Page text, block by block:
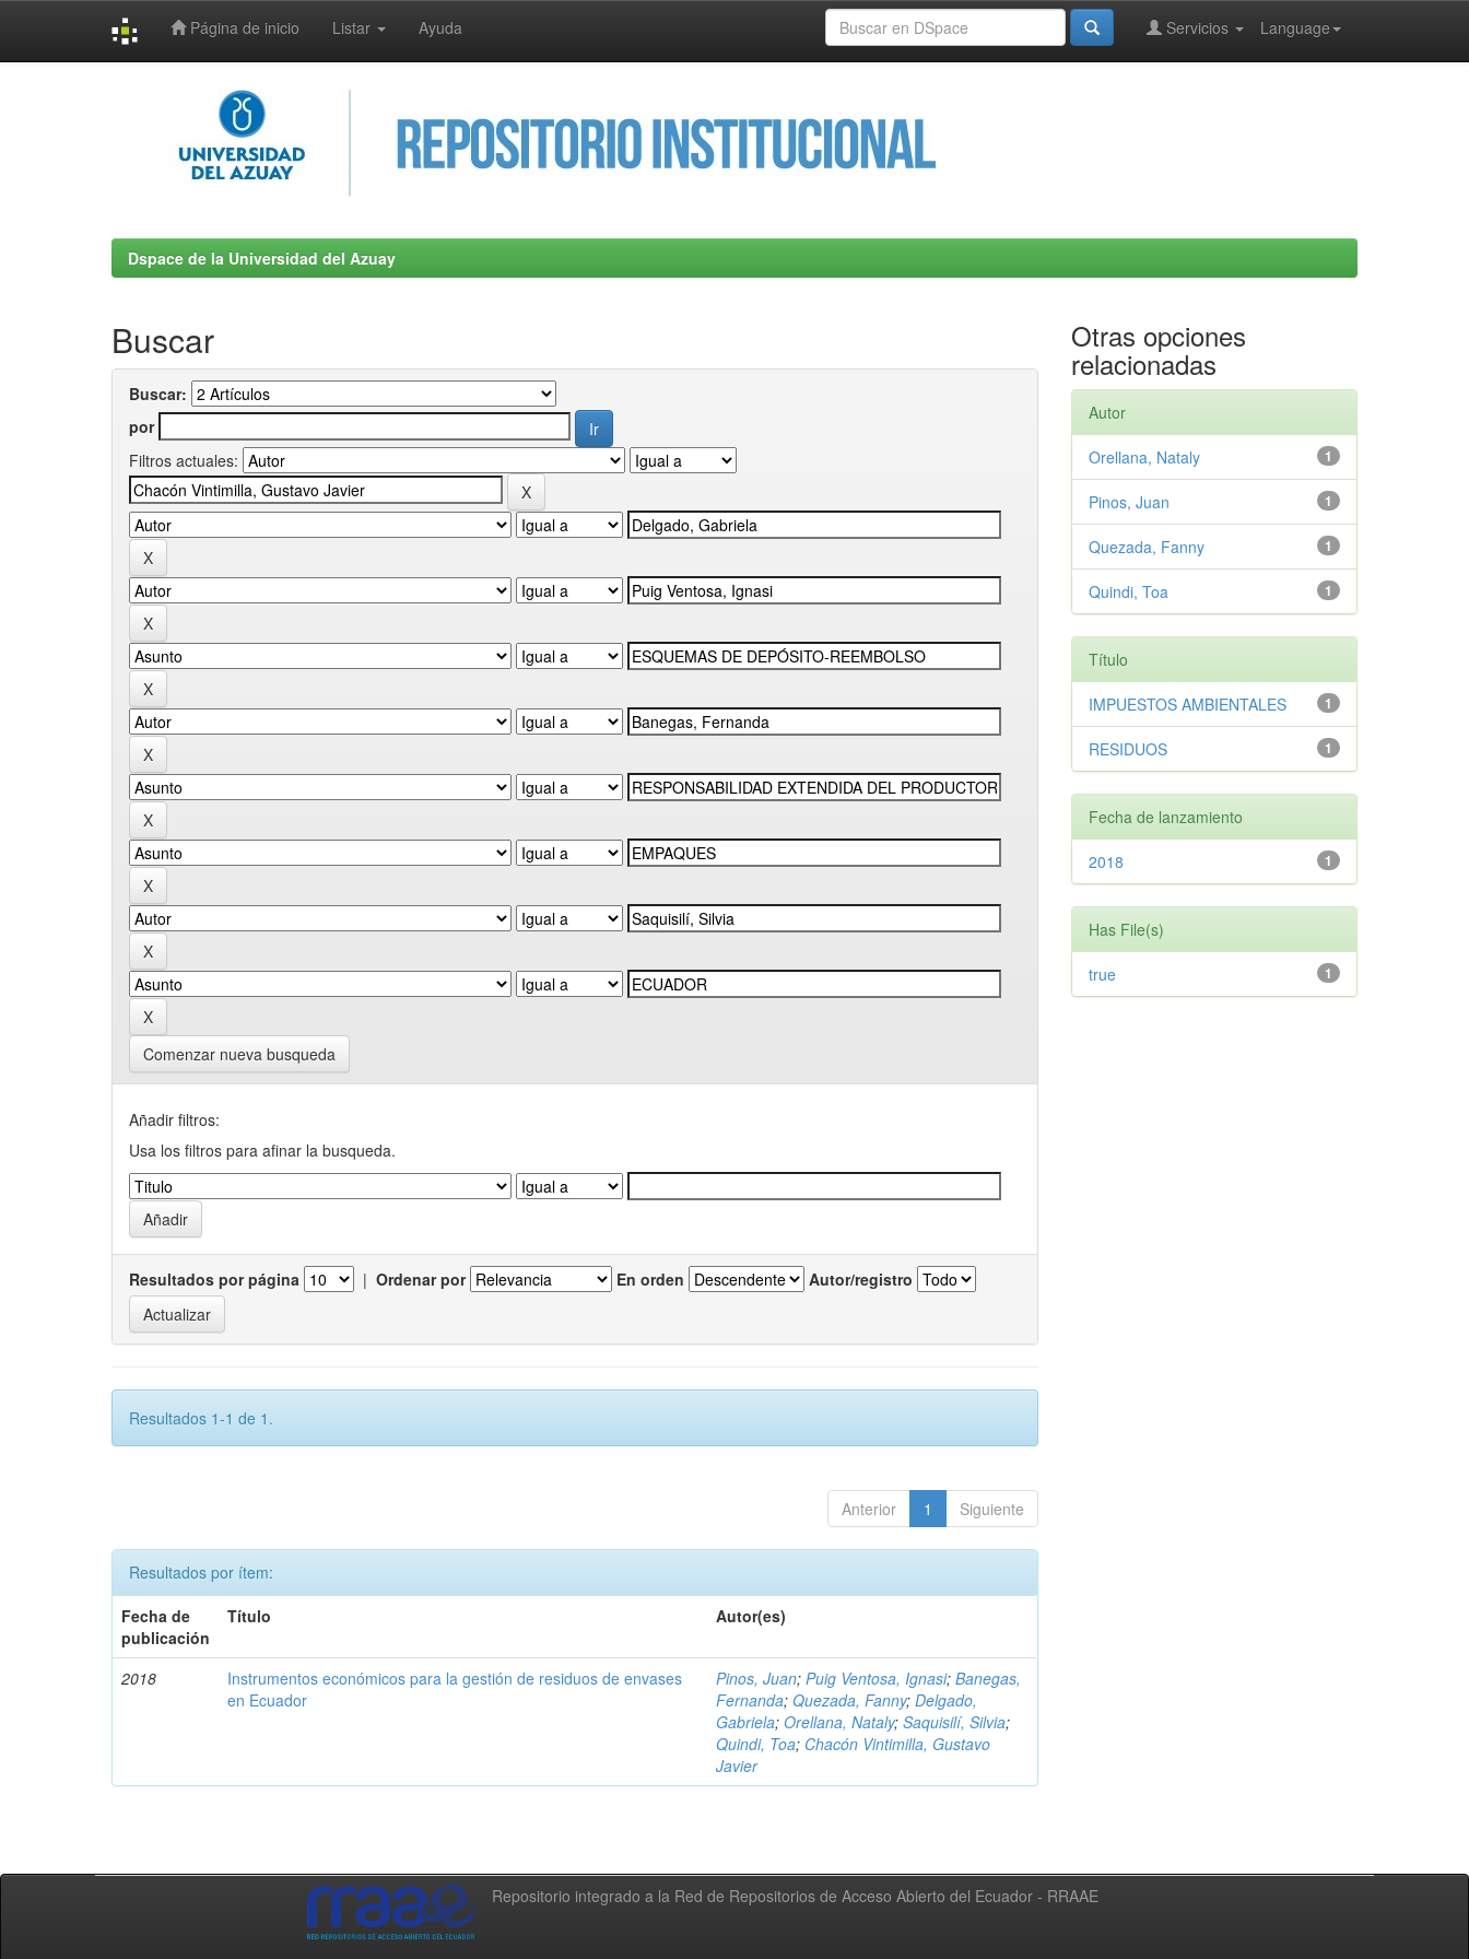
Página de inicio Listar Ayuda Language
Servicios
Dspace de la Universidad del Azuay
Buscar
Buscar:
por
Filtros actuales:
Comenzar nueva busqueda
Añadir filtros:
Usa los filtros para afinar la busqueda.
Resultados por página | Ordenar por En orden Autor/registro
Resultados 1-1 de 1.
Anterior 1 Siguiente
Resultados por ítem:
Fecha de
publicación
Título Autor(es)
2018
Instrumentos económicos para la gestión de residuos de envases
en Ecuador
Pinos, Juan;Puig Ventosa, Ignasi;Banegas,
Fernanda;Quezada, Fanny;Delgado,
Gabriela;Orellana, Nataly;Saquisilí, Silvia;
Quindi, Toa; Chacón Vintimilla, Gustavo
Javier
Otras opciones
relacionadas
Autor
1
Orellana, Nataly
1
Pinos, Juan
1
Quezada, Fanny
1
Quindi, Toa
Título
1
IMPUESTOS AMBIENTALES
1
RESIDUOS
Fecha de lanzamiento
1
2018
Has File(s)
1
true
Repositorio integrado a la Red de Repositorios de Acceso Abierto del Ecuador - RRAAE